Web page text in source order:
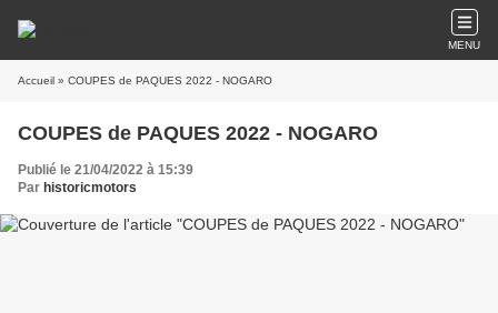
MENU
Accueil » COUPES de PAQUES 2022 - NOGARO
COUPES de PAQUES 2022 - NOGARO
Publié le 21/04/2022 à 15:39
Par historicmotors